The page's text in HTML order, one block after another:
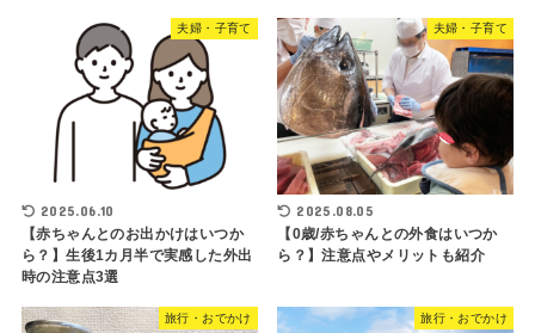
夫婦・子育て
2025.06.10
【赤ちゃんとのお出かけはいつか
ら？】生後1カ月半で実感した外出
時の注意点3選
夫婦・子育て
2025.08.05
【0歳/赤ちゃんとの外食はいつか
ら？】注意点やメリットも紹介
旅行・おでかけ 旅行・おでかけ